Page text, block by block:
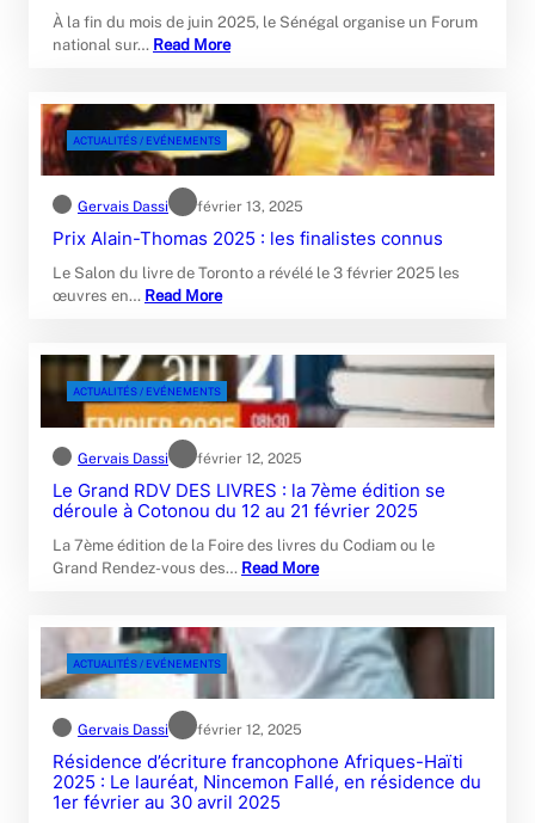
À la fin du mois de juin 2025, le Sénégal organise un Forum
national sur… Read More
ACTUALITÉS / EVÉNEMENTS
Gervais Dassi février 13, 2025
Prix Alain-Thomas 2025 : les finalistes connus
Le Salon du livre de Toronto a révélé le 3 février 2025 les
œuvres en… Read More
ACTUALITÉS / EVÉNEMENTS
Gervais Dassi février 12, 2025
Le Grand RDV DES LIVRES : la 7ème édition se
déroule à Cotonou du 12 au 21 février 2025
La 7ème édition de la Foire des livres du Codiam ou le
Grand Rendez-vous des… Read More
ACTUALITÉS / EVÉNEMENTS
Gervais Dassi février 12, 2025
Résidence d’écriture francophone Afriques-Haïti
2025 : Le lauréat, Nincemon Fallé, en résidence du
1er février au 30 avril 2025